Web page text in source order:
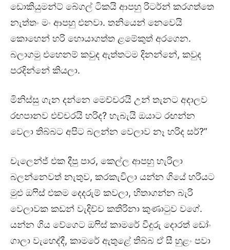
ඩොකියුමන්ට් බේගල් ටිකයි ආපහු රිටර්න් කරගත්තෙ
නැත්තං මං ආපහු එනවා. තනියෙන් නෙවෙයි
කොහෙන් හරි හොයාගත්ත ළමේකුත් අරගෙන.
බලාගමු එහෙනම් කවුද ඇත්තටම දිනන්නේ, කවුද
පරදින්නේ කියලා.
මිනිස්සු ගැන දන්නෙ මෙච්චරයි උන් තැනට අදාලව
රඟපානව එච්චරයි හරිද? හැබැයි ඔයාට රඟන්න
වෙලා තිබ්බට අපිට බලන්න වෙලාව නෑ හරිද සර්?”
චැලෙන්ජ් එක දීපු පාර, කෙල්ල ආපහු හැරිලා
බලන්නෙවත් නැතුව, කරකැවිලා යන්න ගියේ හරියට
මුළු ඔෆිස් එකම දෙදරුම් කවලා, හිතාගන්න බැරි
වෙලාවක කඩන් වැදිච්ච කතිරිනා කුණාටුව වගේ.
යන්න ගිය වේගෙට ඔෆිස් කාමරේ වීදුරු දොරත් ඩෝං
ගාලා වැහෙද්දී, කාමරේ ඇතුළේ තිබ්බ ඒ සී හුළං පවා